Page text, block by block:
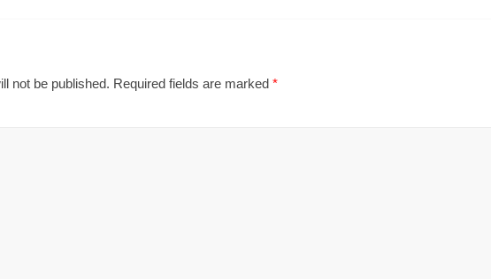
not be published. Required fields are marked *